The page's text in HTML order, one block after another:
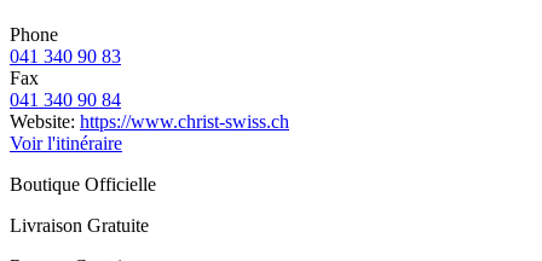
Phone
041 340 90 83
Fax
041 340 90 84
Website: https://www.christ-swiss.ch
Voir l'itinéraire
Boutique Officielle
Livraison Gratuite